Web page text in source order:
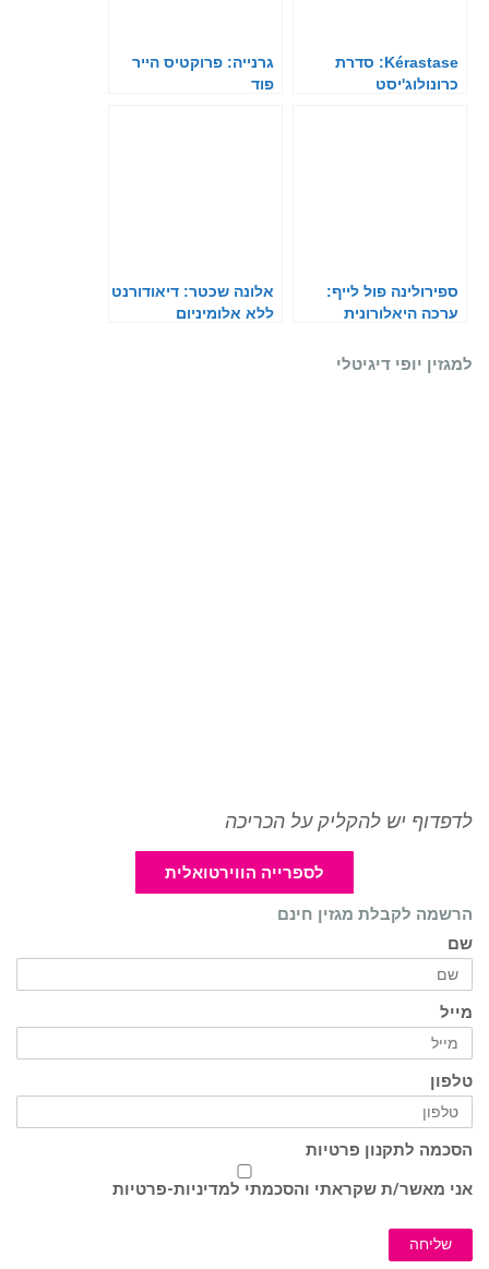
Kérastase: סדרת
כרונולוג'יסט
גרנייה: פרוקטיס הייר
פוד
ספירולינה פול לייף:
ערכה היאלורונית
אלונה שכטר: דיאודורנט
ללא אלומיניום
למגזין יופי דיגיטלי
לדפדוף יש להקליק על הכריכה
לספרייה הווירטואלית
הרשמה לקבלת מגזין חינם
שם
מייל
טלפון
הסכמה לתקנון פרטיות
אני מאשר/ת שקראתי והסכמתי למדיניות-פרטיות
שליחה